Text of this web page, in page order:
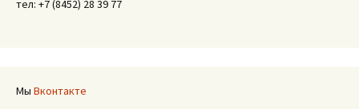
тел: +7 (8452) 28 39 77
Мы Вконтакте